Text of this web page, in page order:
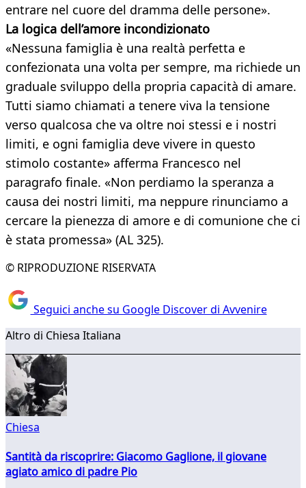
entrare nel cuore del dramma delle persone».
La logica dell’amore incondizionato
«Nessuna famiglia è una realtà perfetta e
confezionata una volta per sempre, ma richiede un
graduale sviluppo della propria capacità di amare.
Tutti siamo chiamati a tenere viva la tensione
verso qualcosa che va oltre noi stessi e i nostri
limiti, e ogni famiglia deve vivere in questo
stimolo costante» afferma Francesco nel
paragrafo finale. «Non perdiamo la speranza a
causa dei nostri limiti, ma neppure rinunciamo a
cercare la pienezza di amore e di comunione che ci
è stata promessa» (AL 325).
© RIPRODUZIONE RISERVATA
Seguici anche su Google Discover di Avvenire
Altro di Chiesa Italiana
Chiesa
Santità da riscoprire: Giacomo Gaglione, il giovane
agiato amico di padre Pio